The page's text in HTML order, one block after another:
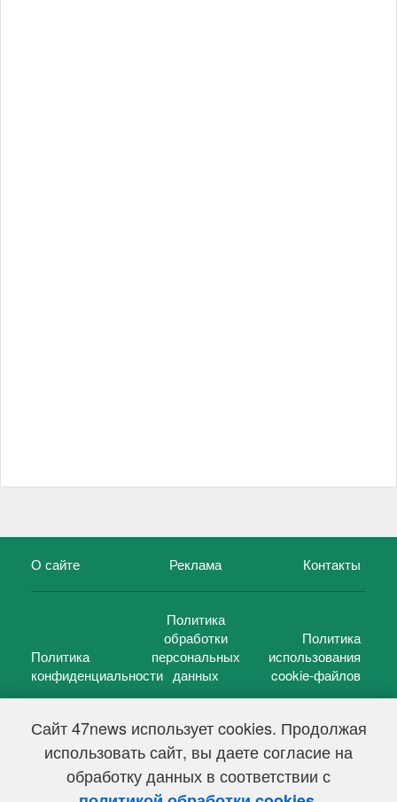
Сайт 47news использует cookies. Продолжая
использовать сайт, вы даете согласие на
обработку данных в соответствии с
О сайте Реклама Контакты
Политика
конфиденциальности
Политика
обработки
персональных
данных
Политика
использования
cookie-файлов
47 новостей (47 news)2005 — 2026 г.
Свидетельство о регистрации СМИ Эл № ФС 77-39848, выдано
Федеральной службой по надзору в сфере связи,